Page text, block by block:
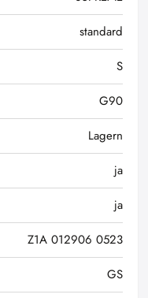
standard
S
G90
Lagern
ja
ja
Z1A 012906 0523
GS